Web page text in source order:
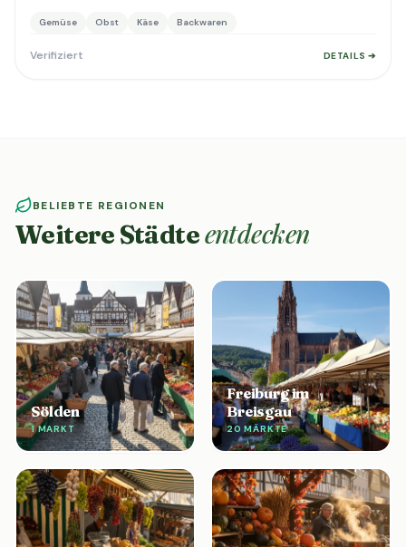
Gemüse Obst Käse Backwaren
Verifiziert DETAILS ➔
BELIEBTE REGIONEN
Weitere Städteentdecken
Sölden
1 MARKT
Freiburg im
Breisgau
20 MÄRKTE